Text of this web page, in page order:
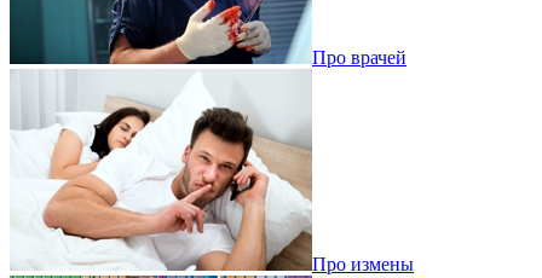
Про врачей
Про измены